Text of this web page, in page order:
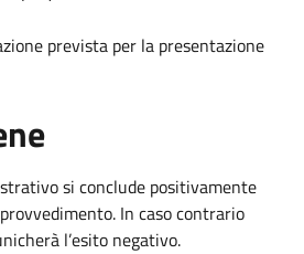
prevista per la presentazione
si conclude positivamente
In caso contrario
l’esito negativo.